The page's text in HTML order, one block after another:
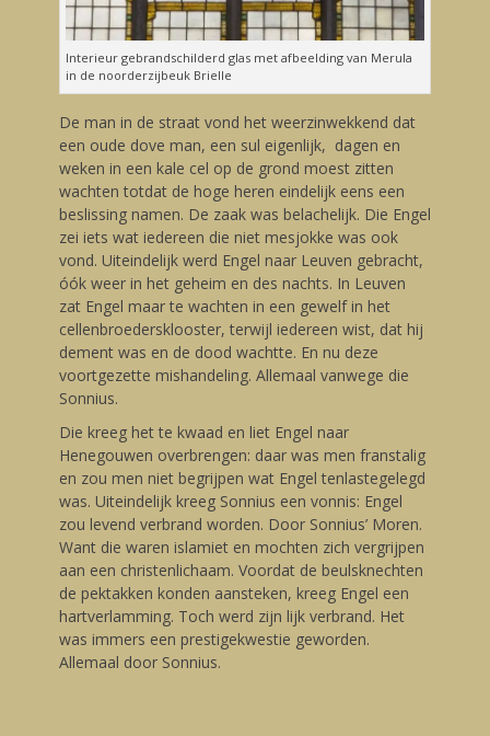
Interieur gebrandschilderd glas met afbeelding van Merula
in de noorderzijbeuk Brielle
De man in de straat vond het weerzinwekkend dat
een oude dove man, een sul eigenlijk, dagen en
weken in een kale cel op de grond moest zitten
wachten totdat de hoge heren eindelijk eens een
beslissing namen. De zaak was belachelijk. Die Engel
zei iets wat iedereen die niet mesjokke was ook
vond. Uiteindelijk werd Engel naar Leuven gebracht,
óók weer in het geheim en des nachts. In Leuven
zat Engel maar te wachten in een gewelf in het
cellenbroedersklooster, terwijl iedereen wist, dat hij
dement was en de dood wachtte. En nu deze
voortgezette mishandeling. Allemaal vanwege die
Sonnius.
Die kreeg het te kwaad en liet Engel naar
Henegouwen overbrengen: daar was men franstalig
en zou men niet begrijpen wat Engel tenlastegelegd
was. Uiteindelijk kreeg Sonnius een vonnis: Engel
zou levend verbrand worden. Door Sonnius’ Moren.
Want die waren islamiet en mochten zich vergrijpen
aan een christenlichaam. Voordat de beulsknechten
de pektakken konden aansteken, kreeg Engel een
hartverlamming. Toch werd zijn lijk verbrand. Het
was immers een prestigekwestie geworden.
Allemaal door Sonnius.